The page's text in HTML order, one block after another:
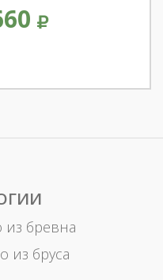
из бревна
из бруса